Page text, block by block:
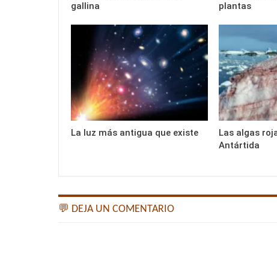
gallina
plantas
La luz más antigua que existe
Las algas
Antártida
💬 DEJA UN COMENTARIO